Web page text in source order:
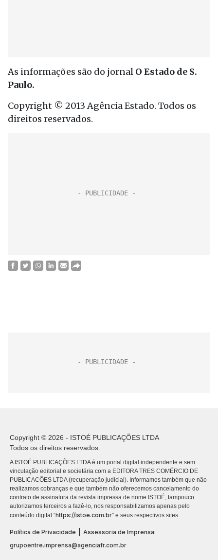
As informações são do jornal O Estado de S.
Paulo.
Copyright © 2013 Agência Estado. Todos os
direitos reservados.
Copyright © 2026 - ISTOÉ PUBLICAÇÕES LTDA
Todos os direitos reservados.
A ISTOÉ PUBLICAÇÕES LTDA é um portal digital independente e sem
vinculação editorial e societária com a EDITORA TRES COMÉRCIO DE
PUBLICACÕES LTDA (recuperação judicial). Informamos também que não
realizamos cobranças e que também não oferecemos cancelamento do
contrato de assinatura da revista impressa de nome ISTOÉ, tampouco
autorizamos terceiros a fazê-lo, nos responsabilizamos apenas pelo
conteúdo digital “https://istoe.com.br” e seus respectivos sites.
Política de Privacidade
Assessoria de Imprensa:
grupoentre.imprensa@agenciafr.com.br